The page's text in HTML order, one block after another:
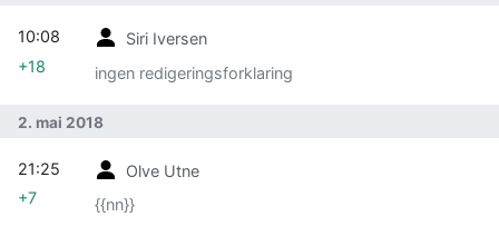
Siri Iversen
ingen redigeringsforklaring
10:08
+18
2. mai 2018
Olve Utne
{{nn}}
21:25
+7